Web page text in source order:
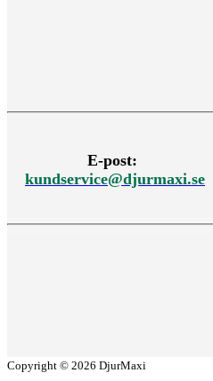
E-post:
kundservice@djurmaxi.se
Copyright © 2026 DjurMaxi